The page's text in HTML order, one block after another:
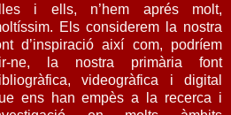
i ells, n’hem aprés molt,
Els considerem la nostra
d’inspiració així com, podríem
ne, la nostra primària font
videogràfica i digital
ens han empès a la recerca i